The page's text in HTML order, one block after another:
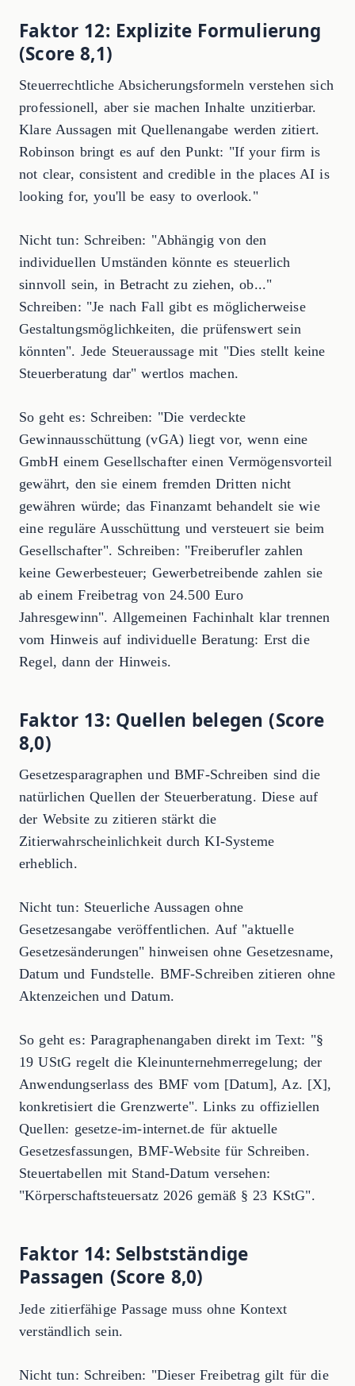
Faktor 12: Explizite Formulierung
(Score 8,1)
Steuerrechtliche Absicherungsformeln verstehen sich
professionell, aber sie machen Inhalte unzitierbar.
Klare Aussagen mit Quellenangabe werden zitiert.
Robinson bringt es auf den Punkt: "If your firm is
not clear, consistent and credible in the places AI is
looking for, you'll be easy to overlook."
Nicht tun: Schreiben: "Abhängig von den
individuellen Umständen könnte es steuerlich
sinnvoll sein, in Betracht zu ziehen, ob..."
Schreiben: "Je nach Fall gibt es möglicherweise
Gestaltungsmöglichkeiten, die prüfenswert sein
könnten". Jede Steueraussage mit "Dies stellt keine
Steuerberatung dar" wertlos machen.
So geht es: Schreiben: "Die verdeckte
Gewinnausschüttung (vGA) liegt vor, wenn eine
GmbH einem Gesellschafter einen Vermögensvorteil
gewährt, den sie einem fremden Dritten nicht
gewähren würde; das Finanzamt behandelt sie wie
eine reguläre Ausschüttung und versteuert sie beim
Gesellschafter". Schreiben: "Freiberufler zahlen
keine Gewerbesteuer; Gewerbetreibende zahlen sie
ab einem Freibetrag von 24.500 Euro
Jahresgewinn". Allgemeinen Fachinhalt klar trennen
vom Hinweis auf individuelle Beratung: Erst die
Regel, dann der Hinweis.
Faktor 13: Quellen belegen (Score
8,0)
Gesetzesparagraphen und BMF-Schreiben sind die
natürlichen Quellen der Steuerberatung. Diese auf
der Website zu zitieren stärkt die
Zitierwahrscheinlichkeit durch KI-Systeme
erheblich.
Nicht tun: Steuerliche Aussagen ohne
Gesetzesangabe veröffentlichen. Auf "aktuelle
Gesetzesänderungen" hinweisen ohne Gesetzesname,
Datum und Fundstelle. BMF-Schreiben zitieren ohne
Aktenzeichen und Datum.
So geht es: Paragraphenangaben direkt im Text: "§
19 UStG regelt die Kleinunternehmerregelung; der
Anwendungserlass des BMF vom [Datum], Az. [X],
konkretisiert die Grenzwerte". Links zu offiziellen
Quellen: gesetze-im-internet.de für aktuelle
Gesetzesfassungen, BMF-Website für Schreiben.
Steuertabellen mit Stand-Datum versehen:
"Körperschaftsteuersatz 2026 gemäß § 23 KStG".
Faktor 14: Selbstständige
Passagen (Score 8,0)
Jede zitierfähige Passage muss ohne Kontext
verständlich sein.
Nicht tun: Schreiben: "Dieser Freibetrag gilt für die